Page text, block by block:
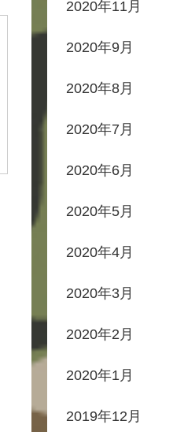
2020年11月
2020年9月
2020年8月
2020年7月
2020年6月
2020年5月
2020年4月
2020年3月
2020年2月
2020年1月
2019年12月